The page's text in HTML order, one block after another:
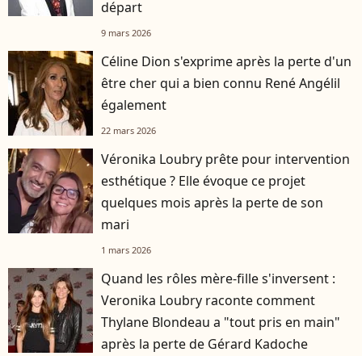
départ
9 mars 2026
Céline Dion s'exprime après la perte d'un
être cher qui a bien connu René Angélil
également
22 mars 2026
Véronika Loubry prête pour intervention
esthétique ? Elle évoque ce projet
quelques mois après la perte de son
mari
1 mars 2026
Quand les rôles mère-fille s'inversent :
Veronika Loubry raconte comment
Thylane Blondeau a "tout pris en main"
après la perte de Gérard Kadoche